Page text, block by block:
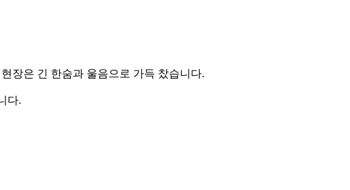
장은 긴 한숨과 울음으로 가득 찼습니다.
다.